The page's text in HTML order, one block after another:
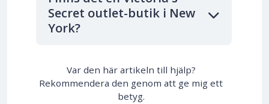
Secret outlet-butik i New
York?
Var den här artikeln till hjälp?
Rekommendera den genom att ge mig ett
betyg.